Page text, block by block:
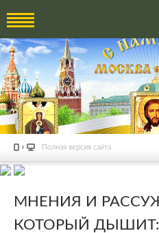
Полная версия сайта
МНЕНИЯ И
КОТОРЫЙ ДЫШИТ: